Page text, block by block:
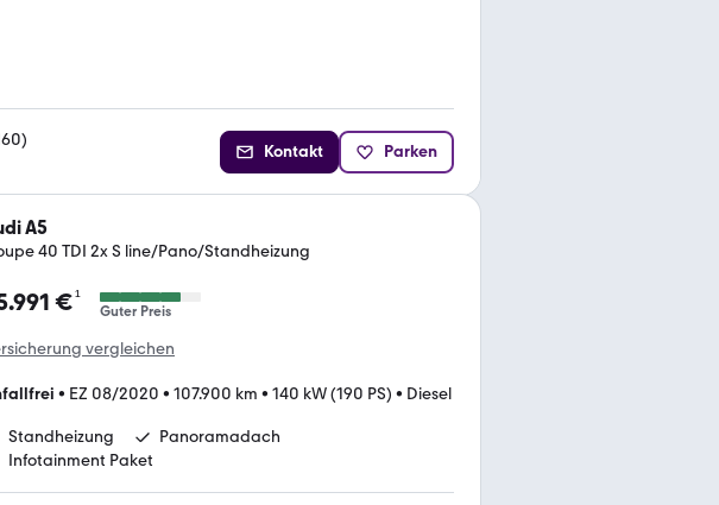
)
Kontakt Parken
A5
40 TDI 2x S line/Pano/Standheizung
€¹
Guter Preis
vergleichen
• EZ 08/2020 • 107.900 km • 140 kW (190 PS) • Diesel
Standheizung
Panoramadach
Infotainment Paket